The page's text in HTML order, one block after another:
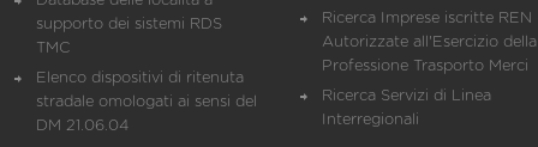
supporto dei sistemi RDS
TMC
Elenco dispositivi di ritenuta
stradale omologati ai sensi del
DM 21.06.04
Ricerca Imprese iscritte REN
Autorizzate all'Esercizio della
Professione Trasporto Merci
Ricerca Servizi di Linea
Interregionali